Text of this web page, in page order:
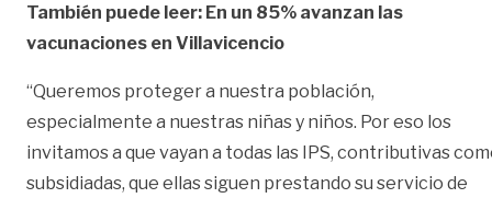
También puede leer: En un 85% avanzan las
vacunaciones en Villavicencio
“Queremos proteger a nuestra población,
especialmente a nuestras niñas y niños. Por eso los
invitamos a que vayan a todas las IPS, contributivas
subsidiadas, que ellas siguen prestando su servicio de